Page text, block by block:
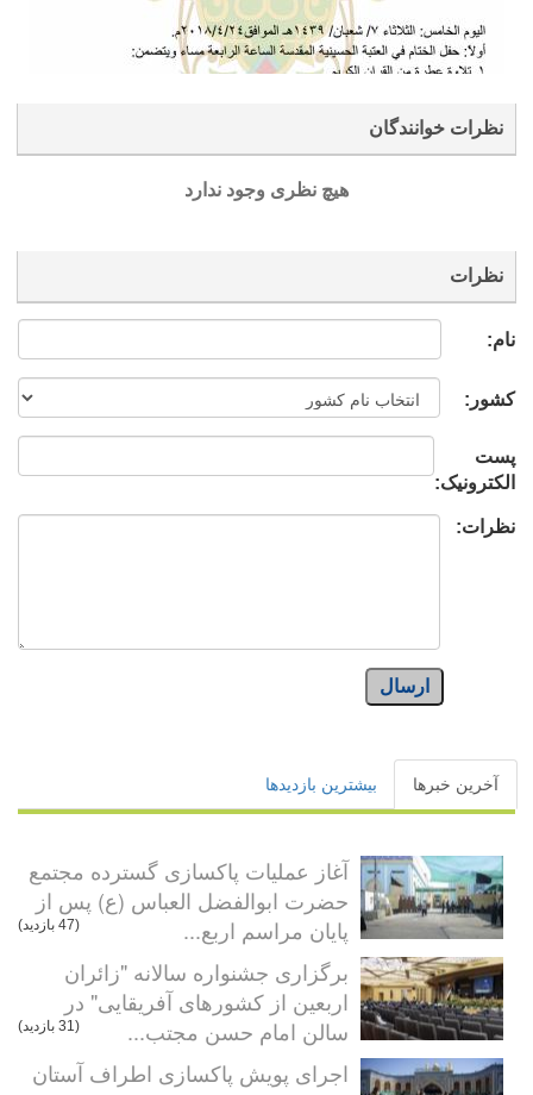
نظرات خوانندگان
هیچ نظری وجود ندارد
نظرات
نام:
کشور:
پست
الکترونیک:
نظرات:
ارسال
آخرین خبرها بیشترین بازدیدها
آغاز عملیات پاکسازی گسترده مجتمع
حضرت ابوالفضل العباس (ع) پس از
پایان مراسم اربع...
(47 بازدید)
برگزاری جشنواره سالانه "زائران
اربعین از کشورهای آفریقایی" در
سالن امام حسن مجتب...
(31 بازدید)
اجرای پویش پاکسازی اطراف آستان